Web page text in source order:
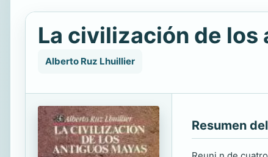
La civilización de los
Alberto Ruz Lhuillier
Resumen